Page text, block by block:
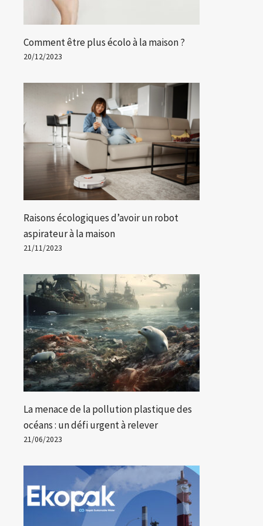
Comment être plus écolo à la maison ?
20/12/2023
Raisons écologiques d’avoir un robot
aspirateur à la maison
21/11/2023
La menace de la pollution plastique des
océans : un défi urgent à relever
21/06/2023